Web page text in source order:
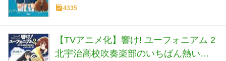
4335
【TVアニメ化】響け! ユーフォニアム 2
北宇治高校吹奏楽部のいちばん熱い夏